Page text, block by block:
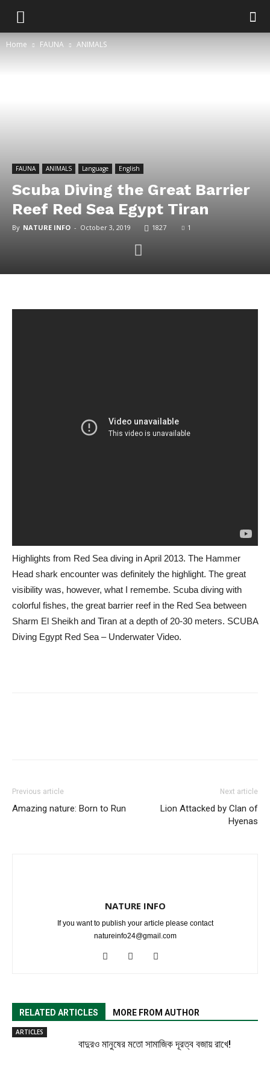
Home FAUNA ANIMALS
FAUNA ANIMALS Language English
Scuba Diving the Great Barrier
Reef Red Sea Egypt Tiran
By NATURE INFO - October 3, 2019 1827 1
Highlights from Red Sea diving in April 2013. The Hammer
Head shark encounter was definitely the highlight. The great
visibility was, however, what I remembe. Scuba diving with
colorful fishes, the great barrier reef in the Red Sea between
Sharm El Sheikh and Tiran at a depth of 20-30 meters. SCUBA
Diving Egypt Red Sea – Underwater Video.
Previous article
Amazing nature: Born to Run
Next article
Lion Attacked by Clan of
Hyenas
NATURE INFO
If you want to publish your article please contact
natureinfo24@gmail.com
RELATED ARTICLES MORE FROM AUTHOR
ARTICLES
বাদুরও মানুষের মতো সামাজিক দূরত্ব বজায় রাখে!